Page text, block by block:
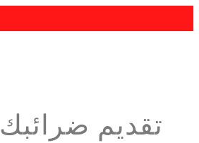
تقديم ضرائبك